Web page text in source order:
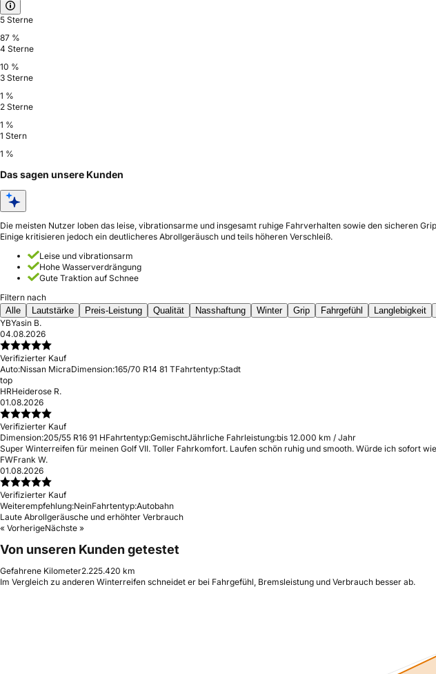
5 Sterne
87 %
4 Sterne
10 %
3 Sterne
1 %
2 Sterne
1 %
1 Stern
1 %
Das sagen unsere Kunden
Die meisten Nutzer loben das leise, vibrationsarme und insgesamt ruhige Fahrverhalten sowie den sicheren
Einige kritisieren jedoch ein deutlicheres Abrollgeräusch und teils höheren Verschleiß.
Leise und vibrationsarm
Hohe Wasserverdrängung
Gute Traktion auf Schnee
Filtern nach
Alle
Lautstärke Preis-Leistung Qualität Nasshaftung Winter Grip Fahrgefühl Langlebigkeit
YBYasin B.
04.08.2026
Verifizierter Kauf
Auto:Nissan MicraDimension:165/70 R14 81 TFahrtentyp:Stadt
top
HRHeiderose R.
01.08.2026
Verifizierter Kauf
Dimension:205/55 R16 91 HFahrtentyp:GemischtJährliche Fahrleistung:bis 12.000 km / Jahr
Super Winterreifen für meinen Golf VII. Toller Fahrkomfort. Laufen schön ruhig und smooth. Würde ich sofort
FWFrank W.
01.08.2026
Verifizierter Kauf
Weiterempfehlung:NeinFahrtentyp:Autobahn
Laute Abrollgeräusche und erhöhter Verbrauch
« VorherigeNächste »
Von unseren Kunden getestet
Gefahrene Kilometer2.225.420 km
Im Vergleich zu anderen Winterreifen schneidet er bei Fahrgefühl, Bremsleistung und Verbrauch besser ab.